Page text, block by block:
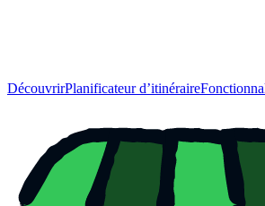
DécouvrirPlanificateur d’itinéraire